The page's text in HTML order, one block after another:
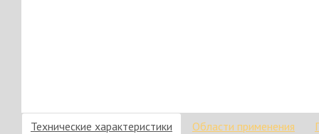
Технические характеристики Области применения